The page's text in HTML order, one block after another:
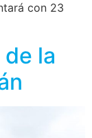
con 23
la